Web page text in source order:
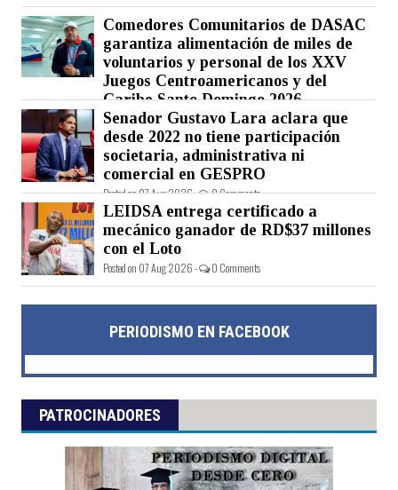
Comedores Comunitarios de DASAC
garantiza alimentación de miles de
voluntarios y personal de los XXV
Juegos Centroamericanos y del
Caribe Santo Domingo 2026
Posted on 07 Aug 2026 - 0 Comments
Senador Gustavo Lara aclara que
desde 2022 no tiene participación
societaria, administrativa ni
comercial en GESPRO
Posted on 07 Aug 2026 - 0 Comments
LEIDSA entrega certificado a
mecánico ganador de RD$37 millones
con el Loto
Posted on 07 Aug 2026 - 0 Comments
PERIODISMO EN FACEBOOK
PATROCINADORES